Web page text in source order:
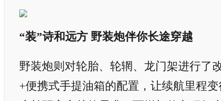
“装”诗和远方 野装炮伴你长途穿越
野装炮则对轮胎、轮辋、龙门架进行了
+便携式手提油箱的配置，让续航里程